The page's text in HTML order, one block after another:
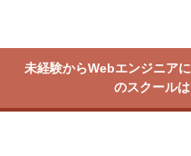
未経験からWebエンジニア
のスクール